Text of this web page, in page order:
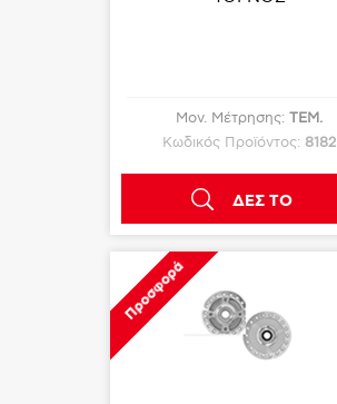
Μον. Μέτρησης: ΤΕΜ.
Κωδικός Προϊόντος: 8182
ΔΕΣ ΤΟ
Προσφορά